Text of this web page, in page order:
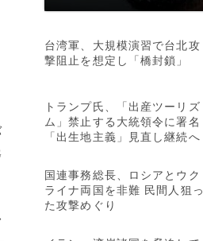
台湾軍、大規模演習で台北攻
撃阻止を想定し「橋封鎖」
トランプ氏、「出産ツーリズ
ム」禁止する大統領令に署名
「出生地主義」見直し継続へ
国連事務総長、ロシアとウク
ライナ両国を非難 民間人狙っ
た攻撃めぐり